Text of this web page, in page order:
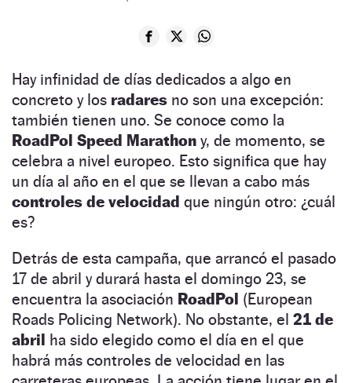
Hay infinidad de días dedicados a algo en
concreto y los radares no son una excepción:
también tienen uno. Se conoce como la
RoadPol Speed Marathon y, de momento, se
celebra a nivel europeo. Esto significa que hay
un día al año en el que se llevan a cabo más
controles de velocidad que ningún otro: ¿cuál
es?
Detrás de esta campaña, que arrancó el pasado
17 de abril y durará hasta el domingo 23, se
encuentra la asociación RoadPol (European
Roads Policing Network). No obstante, el 21 de
abril ha sido elegido como el día en el que
habrá más controles de velocidad en las